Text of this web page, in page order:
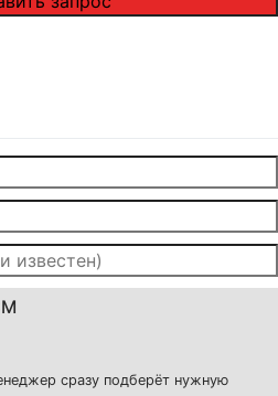
сразу подберёт нужную